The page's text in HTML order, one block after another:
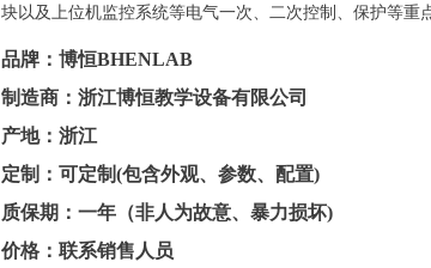
块以及上位机监控系统等电气一次、二次控制、保护等重
品牌：博恒BHENLAB
制造商：浙江博恒教学设备有限公司
产地：浙江
定制：可定制(包含外观、参数、配置)
质保期：一年（非人为故意、暴力损坏)
价格：联系销售人员